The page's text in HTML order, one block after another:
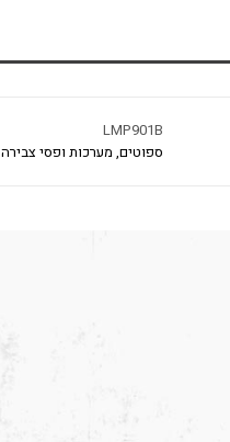
LMP901B
ספוטים, מערכות ופסי צבירה